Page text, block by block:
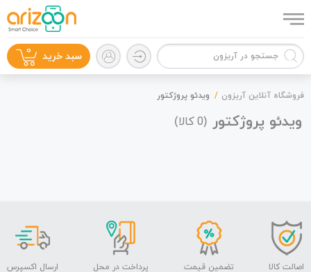
لوازم جانبی
سبد خرید 0
فروشگاه آنلاین آریزون ویدئو پروژکتور
ویدئو پروژکتور (
0کالا)
اصالت کالا تضمین قیمت پرداخت در محل ارسال اکسپرس